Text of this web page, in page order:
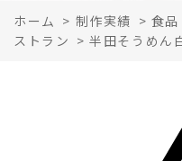
ホーム > 制作実績 > 食
ストラン >半田そうめん